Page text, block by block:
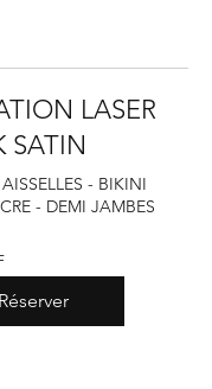
LASER
SATIN
- BIKINI
- DEMI JAMBES
Réserver